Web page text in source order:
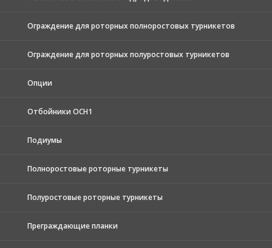
Ограждение для роторных полноростовых турникетов
Ограждение для роторных полуростовых турникетов
Опции
Отбойники ОСН1
Подиумы
Полноростовые роторные турникеты
Полуростовые роторные турникеты
Преграждающие планки